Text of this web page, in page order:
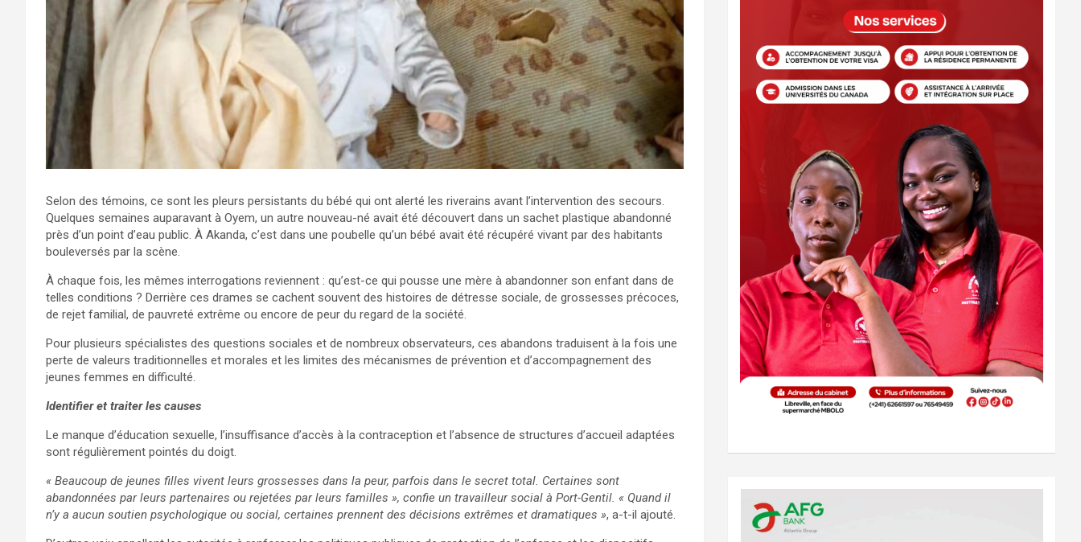
Selon des témoins, ce sont les pleurs persistants du bébé qui ont alerté les riverains avant l’intervention des secours.
Quelques semaines auparavant à Oyem, un autre nouveau-né avait été découvert dans un sachet plastique abandonné
près d’un point d’eau public. À Akanda, c’est dans une poubelle qu’un bébé avait été récupéré vivant par des habitants
bouleversés par la scène.
À chaque fois, les mêmes interrogations reviennent : qu’est-ce qui pousse une mère à abandonner son enfant dans de
telles conditions ? Derrière ces drames se cachent souvent des histoires de détresse sociale, de grossesses précoces,
de rejet familial, de pauvreté extrême ou encore de peur du regard de la société.
Pour plusieurs spécialistes des questions sociales et de nombreux observateurs, ces abandons traduisent à la fois une
perte de valeurs traditionnelles et morales et les limites des mécanismes de prévention et d’accompagnement des
jeunes femmes en difficulté.
Identifier et traiter les causes
Le manque d’éducation sexuelle, l’insuffisance d’accès à la contraception et l’absence de structures d’accueil adaptées
sont régulièrement pointés du doigt.
« Beaucoup de jeunes filles vivent leurs grossesses dans la peur, parfois dans le secret total. Certaines sont
abandonnées par leurs partenaires ou rejetées par leurs familles », confie un travailleur social à Port-Gentil. « Quand il
n’y a aucun soutien psychologique ou social, certaines prennent des décisions extrêmes et dramatiques », a-t-il ajouté.